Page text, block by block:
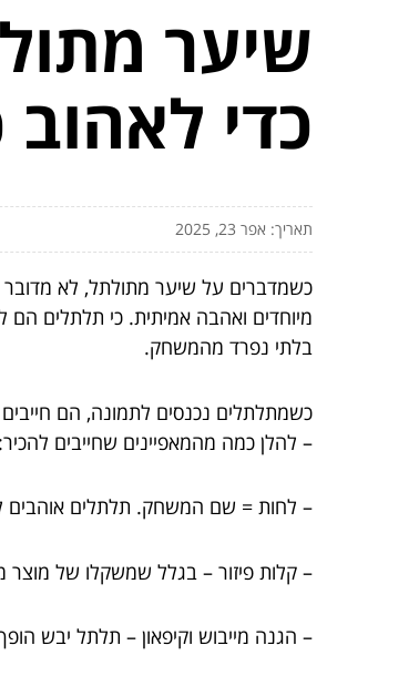
שיער
כדי לאהוב
תאריך: אפר 23, 2025
כשמדברים על שיער מתולתל, לא מדובר
מיוחדים ואהבה אמיתית. כי תלתלים הם
בלתי נפרד מהמשחק.
כשמתלתלים נכנסים לתמונה, הם
– להלן כמה מהמאפיינים שחייבים להכיר:
– לחות = שם המשחק. תלתלים אוהבים
– קלות פיזור – בגלל שמשקלו של
– הגנה מייבוש וקיפאון – תלתל יבש